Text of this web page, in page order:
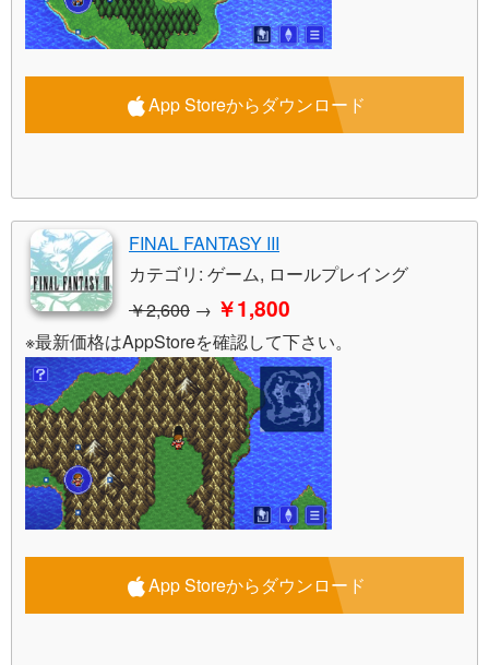
App Storeからダウンロード
FINAL FANTASY III
カテゴリ: ゲーム, ロールプレイング
￥2,600 → ￥1,800
※最新価格はAppStoreを確認して下さい。
App Storeからダウンロード